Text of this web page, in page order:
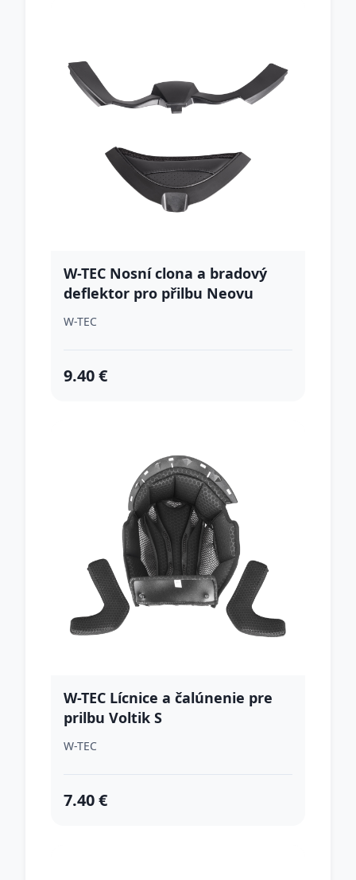
W-TEC Nosní clona a bradový
deflektor pro přilbu Neovu
W-TEC
9.40 €
W-TEC Lícnice a čalúnenie pre
prilbu Voltik S
W-TEC
7.40 €